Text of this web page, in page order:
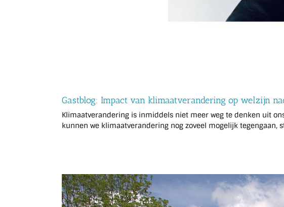
Gastblog: Impact van klimaatverandering op welzijn
Klimaatverandering is inmiddels niet meer weg te denken uit
kunnen we klimaatverandering nog zoveel mogelijk tegengaan,